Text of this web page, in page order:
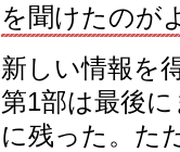
を聞けたのが
新しい情報を
第1部は最後
に残った。た